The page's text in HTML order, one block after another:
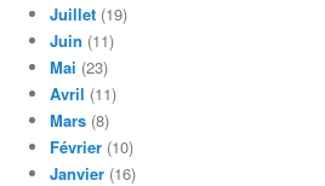
Juillet (19)
Juin (11)
Mai (23)
Avril (11)
Mars (8)
Février (10)
Janvier (16)